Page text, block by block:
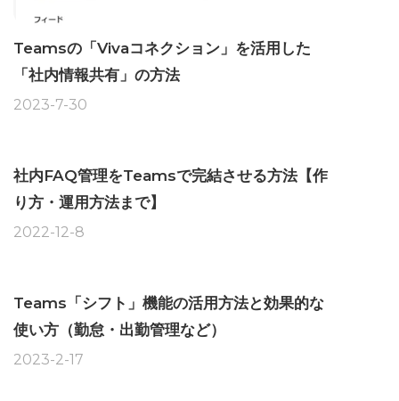
Teamsの「Vivaコネクション」を活用した
「社内情報共有」の方法
2023-7-30
社内FAQ管理をTeamsで完結させる方法【作
り方・運用方法まで】
2022-12-8
Teams「シフト」機能の活用方法と効果的な
使い方（勤怠・出勤管理など）
2023-2-17